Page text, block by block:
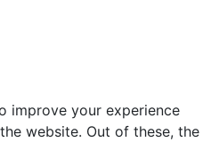
improve your experience
website. Out of these, the